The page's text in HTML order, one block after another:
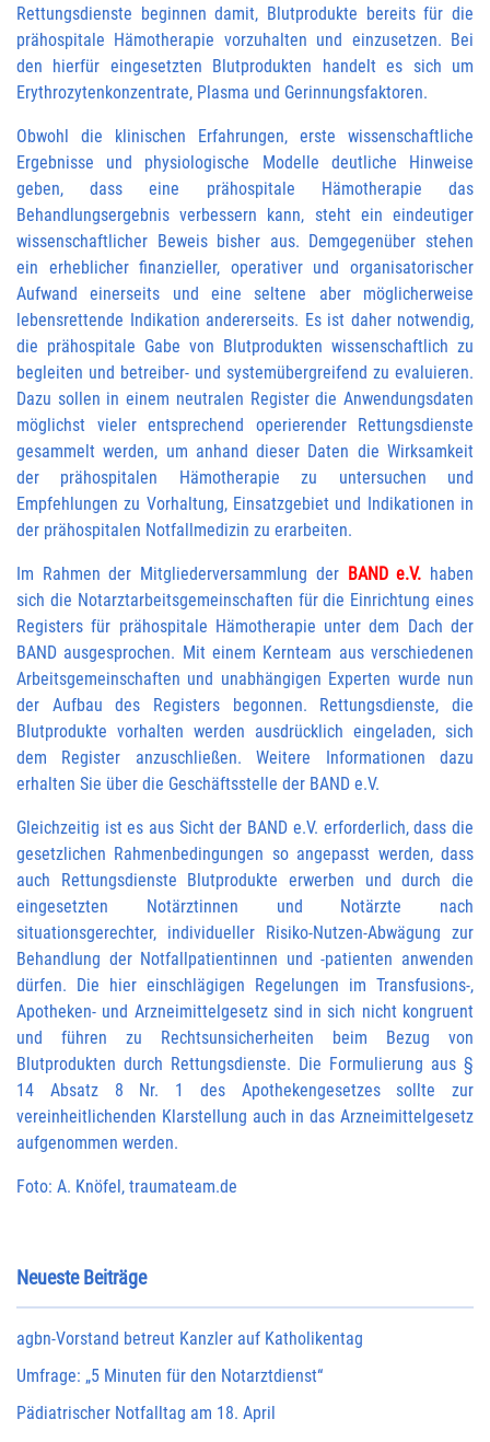
Rettungsdienste beginnen damit, Blutprodukte bereits für die
prähospitale Hämotherapie vorzuhalten und einzusetzen. Bei
den hierfür eingesetzten Blutprodukten handelt es sich um
Erythrozytenkonzentrate, Plasma und Gerinnungsfaktoren.
Obwohl die klinischen Erfahrungen, erste wissenschaftliche
Ergebnisse und physiologische Modelle deutliche Hinweise
geben, dass eine prähospitale Hämotherapie das
Behandlungsergebnis verbessern kann, steht ein eindeutiger
wissenschaftlicher Beweis bisher aus. Demgegenüber stehen
ein erheblicher finanzieller, operativer und organisatorischer
Aufwand einerseits und eine seltene aber möglicherweise
lebensrettende Indikation andererseits. Es ist daher notwendig,
die prähospitale Gabe von Blutprodukten wissenschaftlich zu
begleiten und betreiber- und systemübergreifend zu evaluieren.
Dazu sollen in einem neutralen Register die Anwendungsdaten
möglichst vieler entsprechend operierender Rettungsdienste
gesammelt werden, um anhand dieser Daten die Wirksamkeit
der prähospitalen Hämotherapie zu untersuchen und
Empfehlungen zu Vorhaltung, Einsatzgebiet und Indikationen in
der prähospitalen Notfallmedizin zu erarbeiten.
Im Rahmen der Mitgliederversammlung der BAND e.V. haben
sich die Notarztarbeitsgemeinschaften für die Einrichtung eines
Registers für prähospitale Hämotherapie unter dem Dach der
BAND ausgesprochen. Mit einem Kernteam aus verschiedenen
Arbeitsgemeinschaften und unabhängigen Experten wurde nun
der Aufbau des Registers begonnen. Rettungsdienste, die
Blutprodukte vorhalten werden ausdrücklich eingeladen, sich
dem Register anzuschließen. Weitere Informationen dazu
erhalten Sie über die Geschäftsstelle der BAND e.V.
Gleichzeitig ist es aus Sicht der BAND e.V. erforderlich, dass die
gesetzlichen Rahmenbedingungen so angepasst werden, dass
auch Rettungsdienste Blutprodukte erwerben und durch die
eingesetzten Notärztinnen und Notärzte nach
situationsgerechter, individueller Risiko-Nutzen-Abwägung zur
Behandlung der Notfallpatientinnen und -patienten anwenden
dürfen. Die hier einschlägigen Regelungen im Transfusions-,
Apotheken- und Arzneimittelgesetz sind in sich nicht kongruent
und führen zu Rechtsunsicherheiten beim Bezug von
Blutprodukten durch Rettungsdienste. Die Formulierung aus §
14 Absatz 8 Nr. 1 des Apothekengesetzes sollte zur
vereinheitlichenden Klarstellung auch in das Arzneimittelgesetz
aufgenommen werden.
Foto: A. Knöfel , traumateam.de
Neueste Beiträge
agbn-Vorstand betreut Kanzler auf Katholikentag
Umfrage: „5 Minuten für den Notarztdienst“
Pädiatrischer Notfalltag am 18. April